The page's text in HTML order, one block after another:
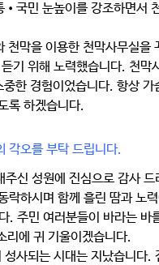
민 눈높이를 강조하면서
천막을 이용한 천막사무실
기 위해 노력했습니다. 천막
한 경험이었습니다. 항상
록 하겠습니다.
각오를 부탁 드립니다.
신 성원에 진심으로 감사
락하시며 함께 흘린 땀과 노
. 주민 여러분들이 바라는 바
리에 귀 기울이겠습니다.
사되는 시대는 지났습니다